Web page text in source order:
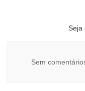
Seja
Sem